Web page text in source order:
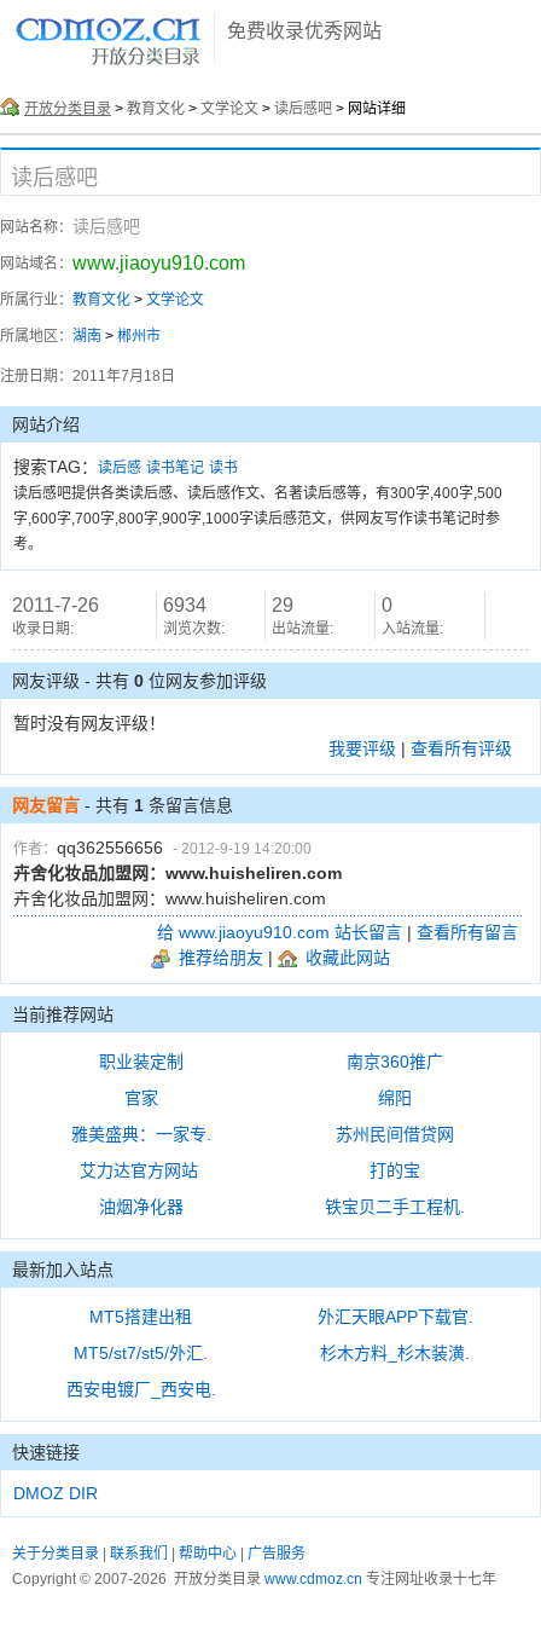
免费收录优秀网站
开放分类目录 > 教育文化 > 文学论文 > 读后感吧 > 网站详细
读后感吧
网站名称： 读后感吧
网站域名： www.jiaoyu910.com
所属行业： 教育文化 > 文学论文
所属地区： 湖南 > 郴州市
注册日期： 2011年7月18日
网站介绍
搜索TAG： 读后感 读书笔记 读书
读后感吧提供各类读后感、读后感作文、名著读后感等，有300字,400字,500
字,600字,700字,800字,900字,1000字读后感范文，供网友写作读书笔记时参
考。
2011-7-26
收录日期:
6934
浏览次数:
29
出站流量:
0
入站流量:
网友评级 - 共有 0 位网友参加评级
暂时没有网友评级！
我要评级 | 查看所有评级
网友留言 - 共有 1 条留言信息
作者： qq362556656 - 2012-9-19 14:20:00
卉舍化妆品加盟网：www.huisheliren.com
卉舍化妆品加盟网：www.huisheliren.com
给 www.jiaoyu910.com 站长留言 | 查看所有留言
推荐给朋友 | 收藏此网站
当前推荐网站
职业装定制
南京360推广
官家
绵阳
雅美盛典：一家专.
苏州民间借贷网
艾力达官方网站
打的宝
油烟净化器
铁宝贝二手工程机.
最新加入站点
MT5搭建出租
外汇天眼APP下载官.
MT5/st7/st5/外汇.
杉木方料_杉木装潢.
西安电镀厂_西安电.
快速链接
DMOZ DIR
关于分类目录 联系我们 帮助中心
广告服务
Copyright © 2007-2026 开放分类目录 www.cdmoz.cn 专注网址收录十七年